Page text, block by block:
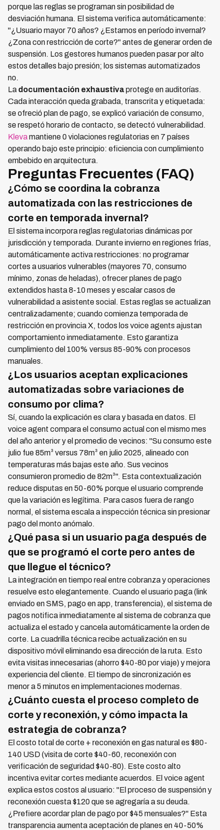
porque las reglas se programan sin posibilidad de
desviación humana. El sistema verifica automáticamente:
"¿Usuario mayor 70 años? ¿Estamos en período invernal?
¿Zona con restricción de corte?" antes de generar orden de
suspensión. Los gestores humanos pueden pasar por alto
estos detalles bajo presión; los sistemas automatizados
no.
La documentación exhaustivaprotege en auditorías.
Cada interacción queda grabada, transcrita y etiquetada:
se ofreció plan de pago, se explicó variación de consumo,
se respetó horario de contacto, se detectó vulnerabilidad.
Klevamantiene 0 violaciones regulatorias en 7 países
operando bajo este principio: eficiencia con cumplimiento
embebido en arquitectura.
Preguntas Frecuentes (FAQ)
¿Cómo se coordina la cobranza
automatizada con las restricciones de
corte en temporada invernal?
El sistema incorpora reglas regulatorias dinámicas por
jurisdicción y temporada. Durante invierno en regiones frías,
automáticamente activa restricciones: no programar
cortes a usuarios vulnerables (mayores 70, consumo
mínimo, zonas de heladas), ofrecer planes de pago
extendidos hasta 8-10 meses y escalar casos de
vulnerabilidad a asistente social. Estas reglas se actualizan
centralizadamente; cuando comienza temporada de
restricción en provincia X, todos los voice agents ajustan
comportamiento inmediatamente. Esto garantiza
cumplimiento del 100% versus 85-90% con procesos
manuales.
¿Los usuarios aceptan explicaciones
automatizadas sobre variaciones de
consumo por clima?
Sí, cuando la explicación es clara y basada en datos. El
voice agent compara el consumo actual con el mismo mes
del año anterior y el promedio de vecinos: "Su consumo este
julio fue 85m³ versus 78m³ en julio 2025, alineado con
temperaturas más bajas este año. Sus vecinos
consumieron promedio de 82m³". Esta contextualización
reduce disputas en 50-60% porque el usuario comprende
que la variación es legítima. Para casos fuera de rango
normal, el sistema escala a inspección técnica sin presionar
pago del monto anómalo.
¿Qué pasa si un usuario paga después de
que se programó el corte pero antes de
que llegue el técnico?
La integración en tiempo real entre cobranza y operaciones
resuelve esto elegantemente. Cuando el usuario paga (link
enviado en SMS, pago en app, transferencia), el sistema de
pagos notifica inmediatamente al sistema de cobranza que
actualiza el estado y cancela automáticamente la orden de
corte. La cuadrilla técnica recibe actualización en su
dispositivo móvil eliminando esa dirección de la ruta. Esto
evita visitas innecesarias (ahorro $40-80 por viaje) y mejora
experiencia del cliente. El tiempo de sincronización es
menor a 5 minutos en implementaciones modernas.
¿Cuánto cuesta el proceso completo de
corte y reconexión, y cómo impacta la
estrategia de cobranza?
El costo total de corte + reconexión en gas natural es $80-
140 USD (visita de corte $40-60, reconexión con
verificación de seguridad $40-80). Este costo alto
incentiva evitar cortes mediante acuerdos. El voice agent
explica estos costos al usuario: "El proceso de suspensión y
reconexión cuesta $120 que se agregaría a su deuda.
¿Prefiere acordar plan de pago por $45 mensuales?" Esta
transparencia aumenta aceptación de planes en 40-50%